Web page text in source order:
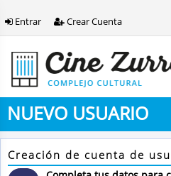
Entrar Crear Cuenta
NUEVO USUARIO
Creación de cuenta de